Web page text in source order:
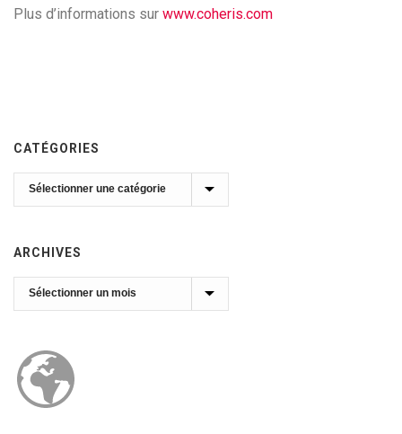
Plus d’informations sur www.coheris.com
CATÉGORIES
Catégories
ARCHIVES
Archives